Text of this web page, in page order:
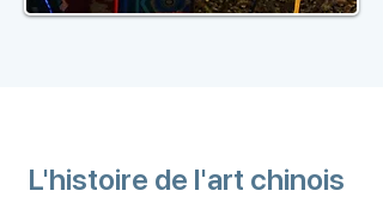
L'histoire de l'art chinois